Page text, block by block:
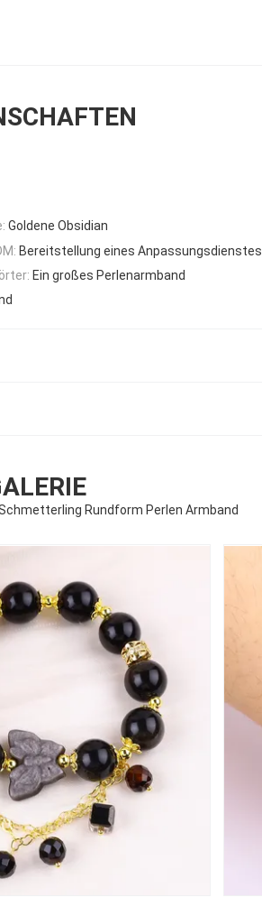
Goldene Obsidian
Bereitstellung eines Anpassungsdienstes
Ein großes Perlenarmband
Rundform Perlen Armband